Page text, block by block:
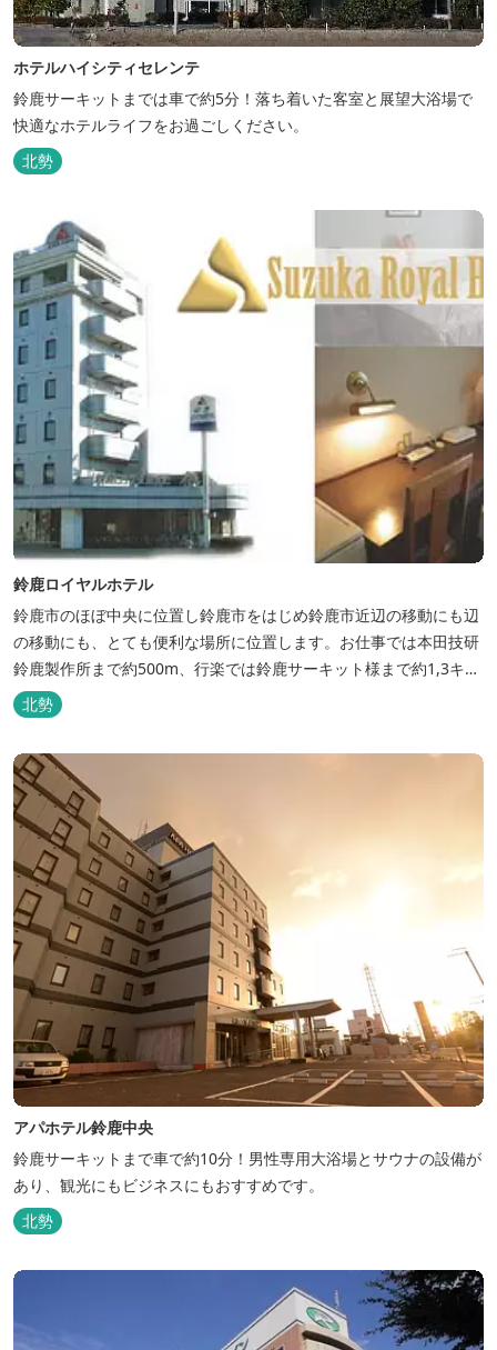
ホテルハイシティセレンテ
鈴鹿サーキットまでは車で約5分！落ち着いた客室と展望大浴場で
快適なホテルライフをお過ごしください。
北勢
鈴鹿ロイヤルホテル
鈴鹿市のほぼ中央に位置し鈴鹿市をはじめ鈴鹿市近辺の移動にも辺
の移動にも、とても便利な場所に位置します。お仕事では本田技研
鈴鹿製作所まで約500m、行楽では鈴鹿サーキット様まで約1,3キ
ロ、スポーツ行事では鈴鹿スポーツガーデン様まで約3キロととて
も近い場所にあります。亀山市へのアクセスも便利でシャープ亀山
工場では約10キロと鈴鹿市では近い場所となっております。
北勢
アパホテル鈴鹿中央
鈴鹿サーキットまで車で約10分！男性専用大浴場とサウナの設備が
あり、観光にもビジネスにもおすすめです。
北勢